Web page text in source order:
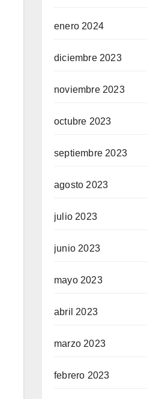
enero 2024
diciembre 2023
noviembre 2023
octubre 2023
septiembre 2023
agosto 2023
julio 2023
junio 2023
mayo 2023
abril 2023
marzo 2023
febrero 2023